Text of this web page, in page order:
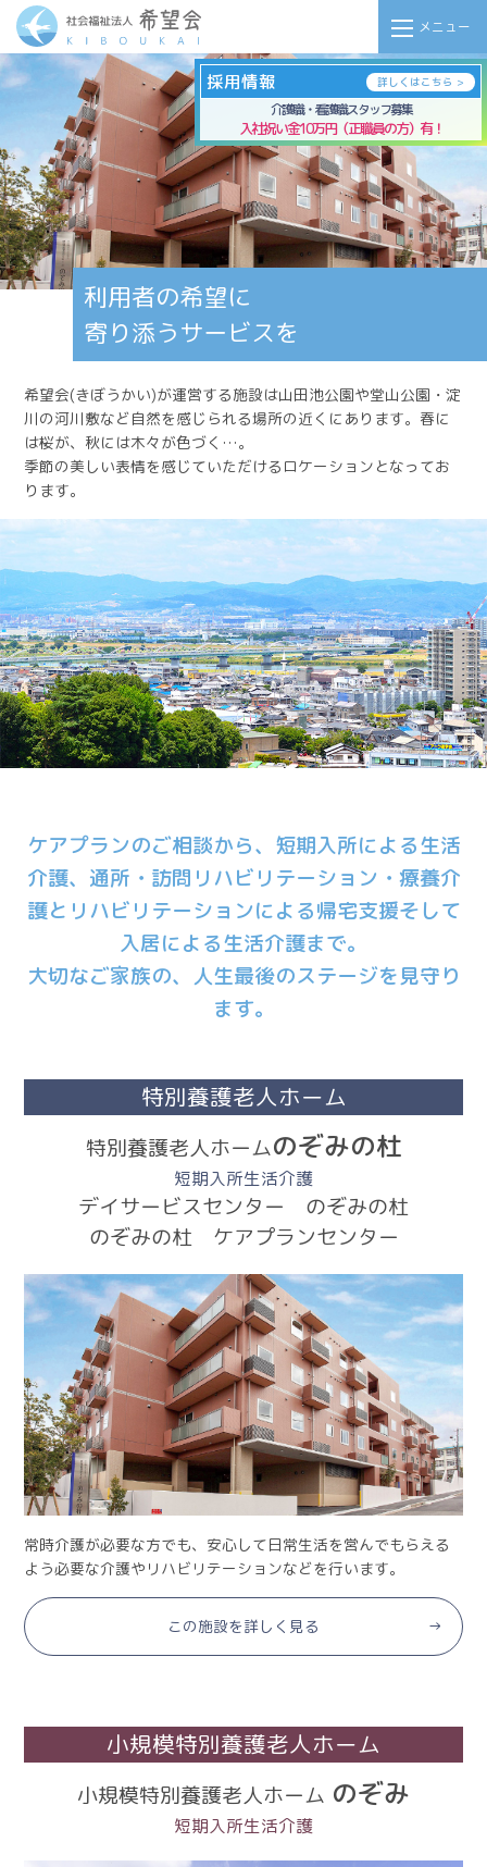
メニュー
利用者の希望に
寄り添うサービスを
希望会(きぼうかい)が運営する施設は山田池公園や堂山公園・淀
川の河川敷など自然を感じられる場所の近くにあります。春に
は桜が、秋には木々が色づく…。
季節の美しい表情を感じていただけるロケーションとなってお
ります。
採用情報 詳しくはこちら >
介護職・看護職スタッフ募集
入社祝い金10万円（正職員の方）有！
ケアプランのご相談から、短期入所による生活
介護、通所・訪問リハビリテーション・ 療養介
護とリハビリテーションによる帰宅支援そして
入居による生活介護まで。
大切なご家族の、人生最後のステージを見守り
ます。
特別養護老人ホーム
特別養護老人ホームのぞみの杜
短期入所生活介護
デイサービスセンター のぞみの杜
のぞみの杜 ケアプランセンター
常時介護が必要な方でも、安心して日常生活を営んでもらえる
よう必要な介護やリハビリテーションなどを行います。
この施設を詳しく見る
小規模特別養護老人ホーム
小規模特別養護老人ホーム のぞみ
短期入所生活介護